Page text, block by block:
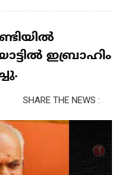
ഇബ്രാഹിം
SHARE THE NEWS :